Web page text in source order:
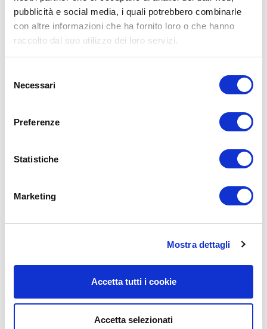
pubblicità e social media, i quali potrebbero combinarle
con altre informazioni che ha fornito loro o che hanno
raccolto dal suo utilizzo dei loro servizi.
delNecessari
Preferenze
Statistiche
Marketing
Mostra dettagli
Accetta tutti i cookie
Accetta selezionati
DIAFRAMMA: spalle, stomaco e
Oggi vorrei condividere con voi una serie di esercizi molto